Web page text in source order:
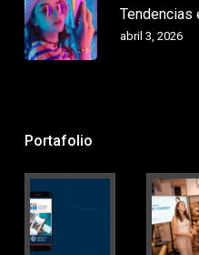
Tendencias
abril 3, 2026
Portafolio